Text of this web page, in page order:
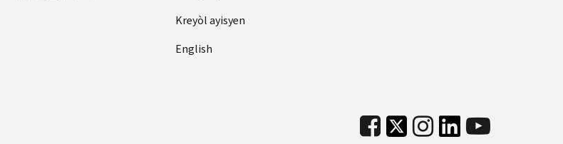
Kreyòl ayisyen
English